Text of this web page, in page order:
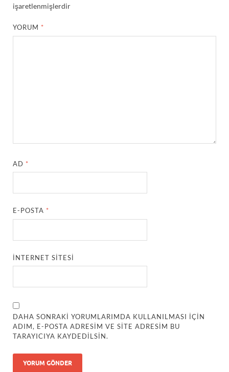
işaretlenmişlerdir
YORUM *
AD *
E-POSTA *
İNTERNET SITESI
DAHA SONRAKI YORUMLARIMDA KULLANILMASI IÇIN
ADIM, E-POSTA ADRESIM VE SITE ADRESIM BU
TARAYICIYA KAYDEDILSIN.